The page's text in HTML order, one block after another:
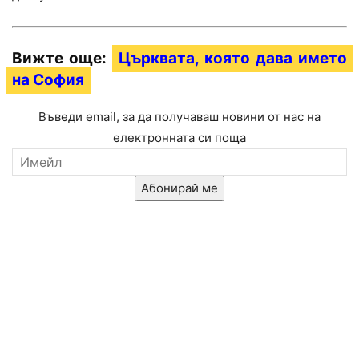
Вижте още:
Църквата, която дава името
на София
Въведи email, за да получаваш новини от нас на
електронната си поща
Абонирай ме